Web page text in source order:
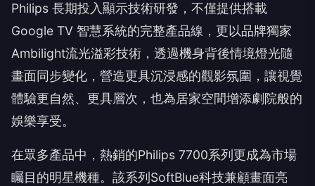
Philips 長期投入顯示技術研發，不僅提供搭載
Google TV 智慧系統的完整產品線，更以品牌獨家
Ambilight流光溢彩技術，透過機身背後情境燈光隨
畫面同步變化，營造更具沉浸感的觀影氛圍，讓視覺
體驗更自然、更具層次，也為居家空間增添劇院般的
娛樂享受。
在眾多產品中，熱銷的Philips 7700系列更成為市場
矚目的明星機種。該系列SoftBlue科技兼顧畫面亮